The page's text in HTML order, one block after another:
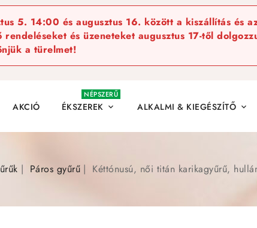
5. 14:00 és augusztus 16. között a kiszállítás és
és üzeneteket augusztus 17-től
a türelmet!
AKCIÓ ÉKSZEREK 
NÉPSZERŰ
ALKALMI & KIEGÉSZÍTŐ 
Páros gyűrű Kéttónusú, női titán karikagyűrű,